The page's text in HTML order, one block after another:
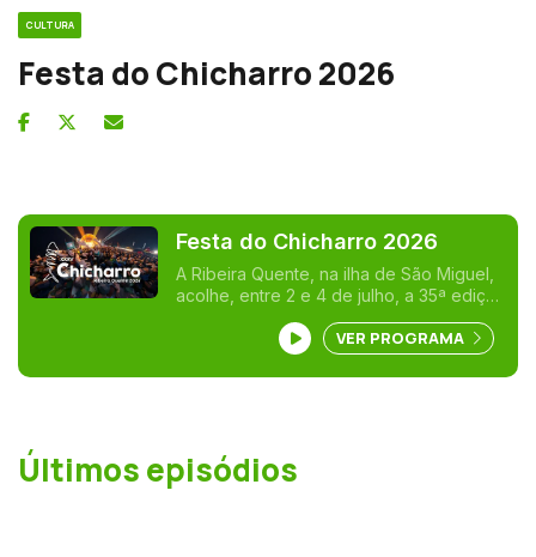
CULTURA
Festa do Chicharro 2026
Festa do Chicharro 2026
A Ribeira Quente, na ilha de São Miguel,
acolhe, entre 2 e 4 de julho, a 35ª edição
levar milhares de pessoas àquela
freguesia do concelho da Povoação
para três dias de praia, animação e muita
VER PROGRAMA
Últimos episódios